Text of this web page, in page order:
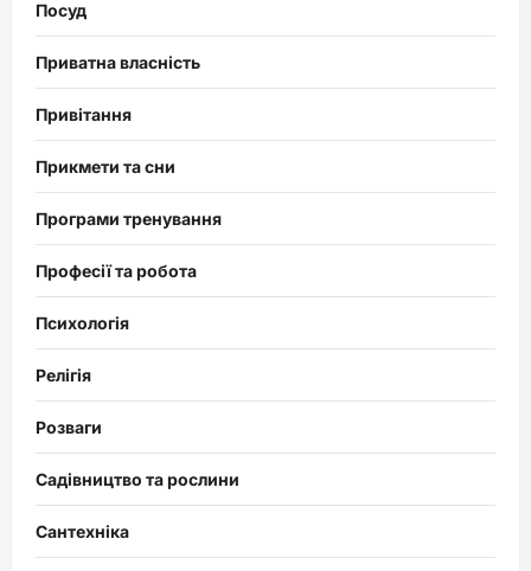
Посуд
Приватна власність
Привітання
Прикмети та сни
Програми тренування
Професії та робота
Психологія
Релігія
Розваги
Садівництво та рослини
Сантехніка